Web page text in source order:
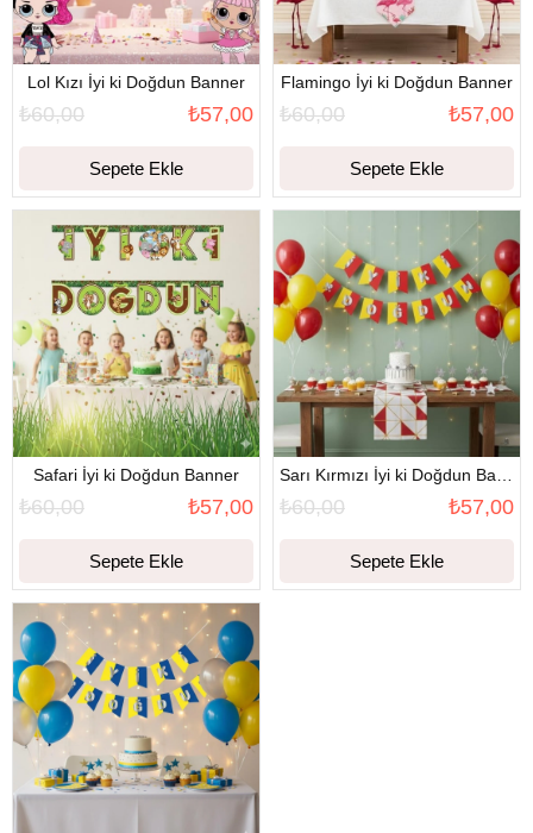
Lol Kızı İyi ki Doğdun Banner
₺57,00
₺60,00
Sepete Ekle
Flamingo İyi ki Doğdun Banner
₺57,00
₺60,00
Sepete Ekle
Safari İyi ki Doğdun Banner
₺57,00
₺60,00
Sepete Ekle
₺57,00
₺60,00
Sepete Ekle